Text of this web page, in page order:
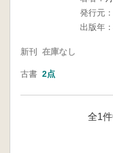
発行元：
出版年：
新刊 在庫なし
古書 2点
全1